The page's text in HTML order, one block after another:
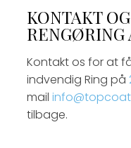
KONTAKT
RENGØRING
Kontakt os for at
indvendig Ring på
mail
tilbage.